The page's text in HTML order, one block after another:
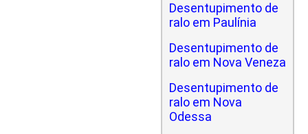
Desentupimento de
ralo em Paulínia
Desentupimento de
ralo em Nova Veneza
Desentupimento de
ralo em Nova
Odessa